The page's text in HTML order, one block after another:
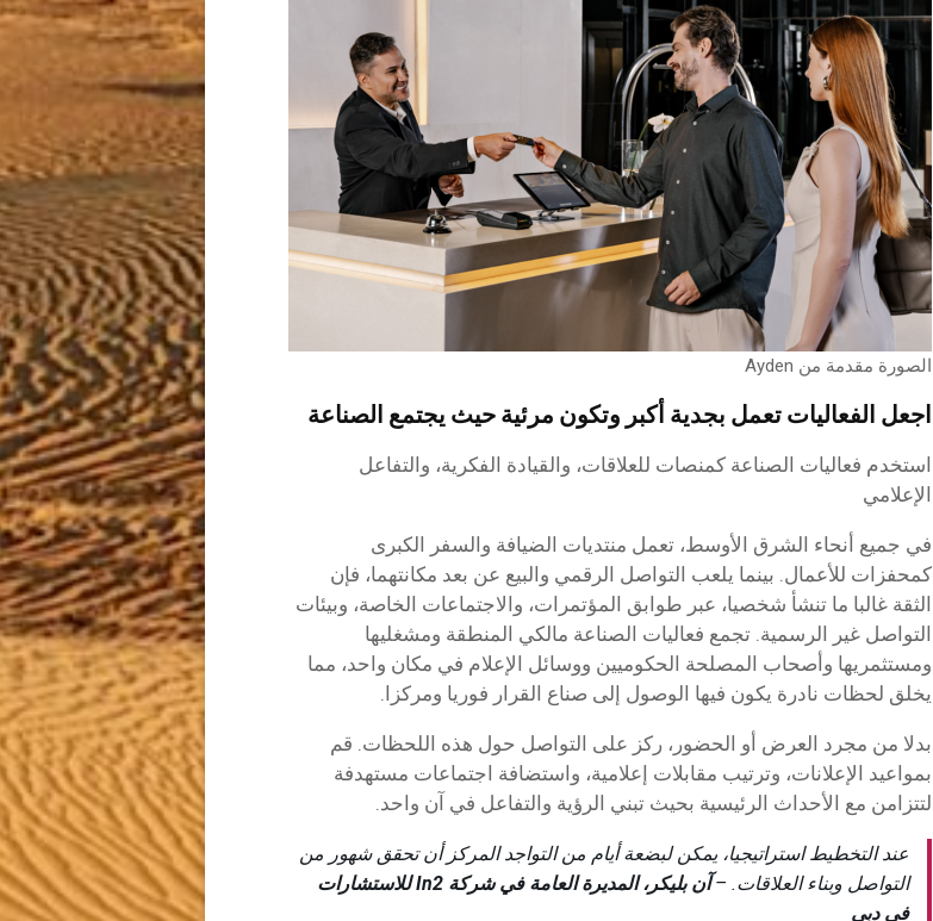
الصورة مقدمة من Ayden
اجعل الفعاليات تعمل بجدية أكبر وتكون مرئية حيث يجتمع الصناعة
استخدم فعاليات الصناعة كمنصات للعلاقات، والقيادة الفكرية، والتفاعل
الإعلامي
في جميع أنحاء الشرق الأوسط، تعمل منتديات الضيافة والسفر الكبرى
كمحفزات للأعمال. بينما يلعب التواصل الرقمي والبيع عن بعد مكانتهما، فإن
الثقة غالبا ما تنشأ شخصيا، عبر طوابق المؤتمرات، والاجتماعات الخاصة، وبيئات
التواصل غير الرسمية. تجمع فعاليات الصناعة مالكي المنطقة ومشغليها
ومستثمريها وأصحاب المصلحة الحكوميين ووسائل الإعلام في مكان واحد، مما
يخلق لحظات نادرة يكون فيها الوصول إلى صناع القرار فوريا ومركزا.
بدلا من مجرد العرض أو الحضور، ركز على التواصل حول هذه اللحظات. قم
بمواعيد الإعلانات، وترتيب مقابلات إعلامية، واستضافة اجتماعات مستهدفة
لتتزامن مع الأحداث الرئيسية بحيث تبني الرؤية والتفاعل في آن واحد.
عند التخطيط استراتيجيا، يمكن لبضعة أيام من التواجد المركز أن تحقق شهور من
التواصل وبناء العلاقات. –
آن بليكر، المديرة العامة في شركة In2 للاستشارات
في دبي